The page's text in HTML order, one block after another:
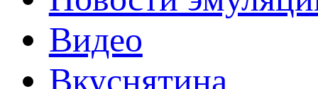
Видео
Вкуснятина